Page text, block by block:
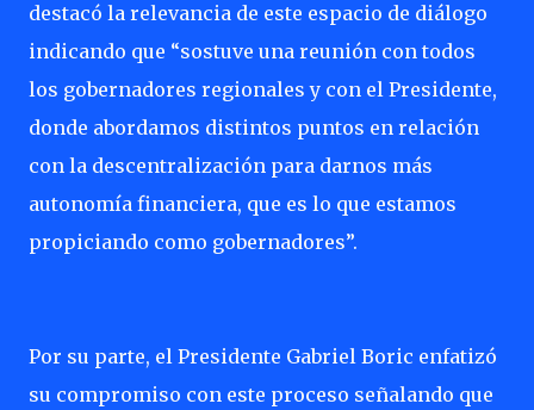
destacó la relevancia de este espacio de diálogo
indicando que “sostuve una reunión con todos
los gobernadores regionales y con el Presidente,
donde abordamos distintos puntos en relación
con la descentralización para darnos más
autonomía financiera, que es lo que estamos
propiciando como gobernadores”.
Por su parte, el Presidente Gabriel Boric enfatizó
su compromiso con este proceso señalando que